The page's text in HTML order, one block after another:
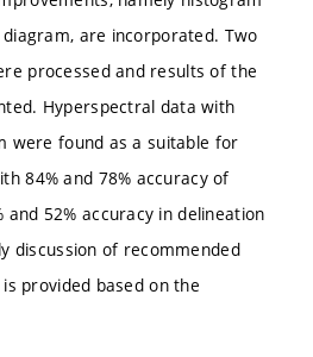
are incorporated. Two
processed and results of the
Hyperspectral data with
were found as a suitable for
84% and 78% accuracy of
and 52% accuracy in delineation
discussion of recommended
provided based on the